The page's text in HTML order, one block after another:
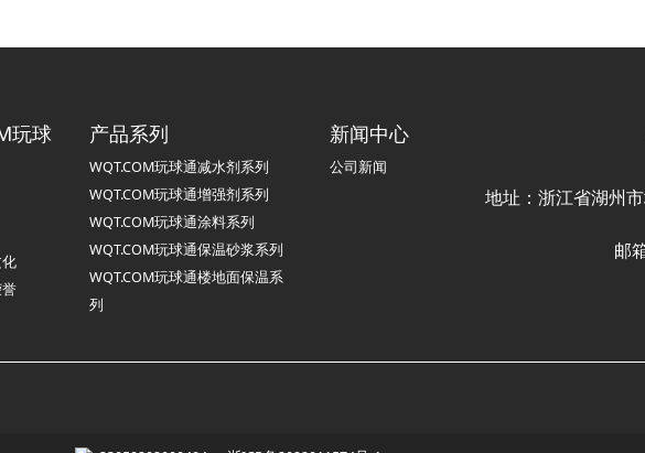
玩球
产品系列
WQT.COM玩球通减水剂系列
WQT.COM玩球通增强剂系列
WQT.COM玩球通涂料系列
WQT.COM玩球通保温砂浆系列
WQT.COM玩球通楼地面保温系
列
新闻中心
公司新闻
地址：浙江省湖州
邮